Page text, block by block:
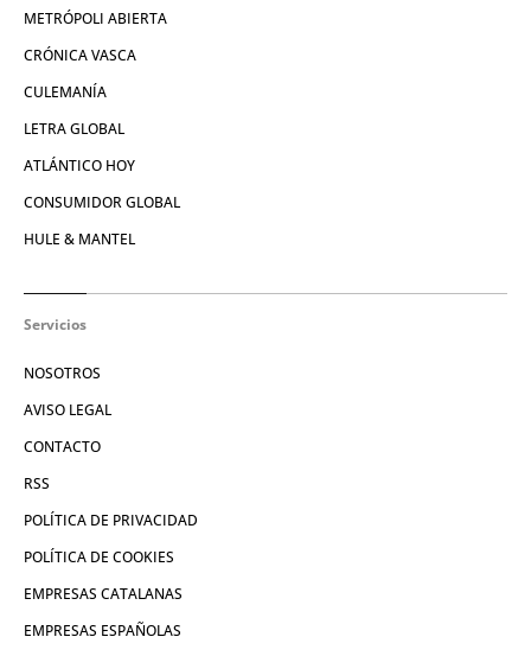
METRÓPOLI ABIERTA
CRÓNICA VASCA
CULEMANÍA
LETRA GLOBAL
ATLÁNTICO HOY
CONSUMIDOR GLOBAL
HULE & MANTEL
Servicios
NOSOTROS
AVISO LEGAL
CONTACTO
RSS
POLÍTICA DE PRIVACIDAD
POLÍTICA DE COOKIES
EMPRESAS CATALANAS
EMPRESAS ESPAÑOLAS